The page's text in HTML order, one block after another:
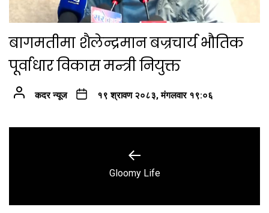
बागमतीमा शैलेन्द्रमान बज्रचार्य भौतिक
पूर्वाधार विकास मन्त्री नियुक्त
कदर न्यूज १९ श्रावण २०८३, मंगलवार १९:०६
Previous
Gloomy Life